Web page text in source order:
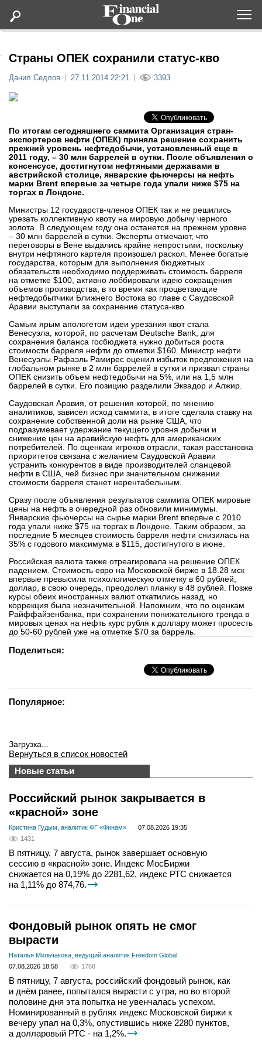
Lifestyle
Мероприятия
Новости
Интервью
вконтакте
телеграм
Стать автором
Вход
Страны ОПЕК сохранили статус-кво
Данил Седлов 27.11.2014 22:21 3393
По итогам сегодняшнего саммита Организация стран-
экспортеров нефти (ОПЕК) приняла решение сохранить
прежний уровень нефтедобычи, установленный еще в
2011 году, – 30 млн баррелей в сутки. После объявления о
консенсусе, достигнутом нефтяными державами в
австрийской столице, январские фьючерсы на нефть
марки Brent впервые за четыре года упали ниже $75 на
торгах в Лондоне.
Министры 12 государств-членов ОПЕК так и не решились
урезать коллективную квоту на мировую добычу черного
золота. В следующем году она останется на прежнем уровне
– 30 млн баррелей в сутки. Эксперты отмечают, что
переговоры в Вене выдались крайне непростыми, поскольку
внутри нефтяного картеля произошел раскол. Менее богатые
государства, которым для выполнения бюджетных
обязательств необходимо поддерживать стоимость барреля
на отметке $100, активно лоббировали идею сокращения
объемов производства, в то время как процветающие
нефтедобытчики Ближнего Востока во главе с Саудовской
Аравии выступали за сохранение статуса-кво.
Самым ярым апологетом идеи урезания квот стала
Венесуэла, которой, по расчетам Deutsche Bank, для
сохранения баланса госбюджета нужно добиться роста
стоимости барреля нефти до отметки $160. Министр нефти
Венесуэлы Рафаэль Рамирес оценил избыток предложения на
глобальном рынке в 2 млн баррелей в сутки и призвал страны
ОПЕК снизить объем нефтедобычи на 5%, или на 1,5 млн
баррелей в сутки. Его позицию разделили Эквадор и Алжир.
Саудовская Аравия, от решения которой, по мнению
аналитиков, зависел исход саммита, в итоге сделала ставку на
сохранение собственной доли на рынке США, что
подразумевает удержание текущего уровня добычи и
снижение цен на аравийскую нефть для американских
потребителей. По оценкам игроков отрасли, такая расстановка
приоритетов связана с желанием Саудовской Аравии
устранить конкурентов в виде производителей сланцевой
нефти в США, чей бизнес при значительном снижении
стоимости барреля станет нерентабельным.
Сразу после объявления результатов саммита ОПЕК мировые
цены на нефть в очередной раз обновили минимумы.
Январские фьючерсы на сырье марки Brent впервые с 2010
года упали ниже $75 на торгах в Лондоне. Таким образом, за
последние 5 месяцев стоимость барреля нефти снизилась на
35% с годового максимума в $115, достигнутого в июне.
Российская валюта также отреагировала на решение ОПЕК
падением. Стоимость евро на Московской бирже в 18.28 мск
впервые превысила психологическую отметку в 60 рублей,
доллар, в свою очередь, преодолел планку в 48 рублей. Позже
курсы обеих иностранных валют откатились назад, но
коррекция была незначительной. Напомним, что по оценкам
Райффайзенбанка, при сохранении понижательного тренда в
мировых ценах на нефть курс рубля к доллару может просесть
до 50-60 рублей уже на отметке $70 за баррель.
Поделиться:
Популярное:
Загрузка...
Вернуться в список новостей
Новые статьи
Российский рынок закрывается в
«красной» зоне
Кристина Гудым, аналитик ФГ «Финам»
07.08.2026 19:35
1431
В пятницу, 7 августа, рынок завершает основную
сессию в «красной» зоне. Индекс МосБиржи
снижается на 0,19% до 2281,62, индекс РТС снижается
на 1,11% до 874,76.
Фондовый рынок опять не смог
вырасти
Наталья Мильчакова, ведущий аналитик Freedom Global
07.08.2026 18:58
1768
В пятницу, 7 августа, российский фондовый рынок, как
и днём ранее, попытался вырасти с утра, но во второй
половине дня эта попытка не увенчалась успехом.
Номинированный в рублях индекс Московской биржи к
вечеру упал на 0,3%, опустившись ниже 2280 пунктов,
а долларовый РТС - на 1,2%.